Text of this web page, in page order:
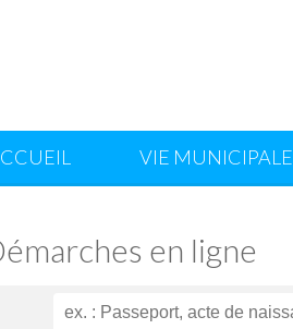
VIE MUNICIPALE
en ligne